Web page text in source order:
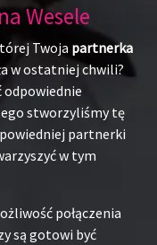
Wesele
Twoja partnerka
w ostatniej chwili?
odpowiednie
stworzyliśmy tę
partnerki
w tym
połączenia
są gotowi być